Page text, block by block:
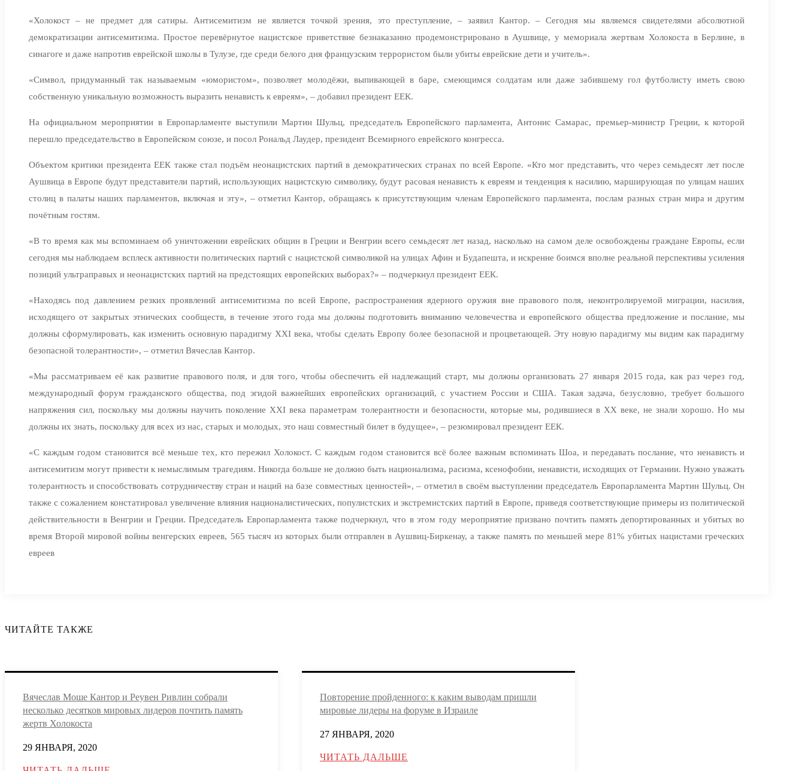
«Холокост – не предмет для сатиры. Антисемитизм не является точкой зрения, это преступление, – заявил Кантор. – Сегодня мы являемся свидетелями абсолютной
демократизации антисемитизма. Простое перевёрнутое нацистское приветствие безнаказанно продемонстрировано в Аушвице, у мемориала жертвам Холокоста в Берлине, в
синагоге и даже напротив еврейской школы в Тулузе, где среди белого дня французским террористом были убиты еврейские дети и учитель».
«Символ, придуманный так называемым «юмористом», позволяет молодёжи, выпивающей в баре, смеющимся солдатам или даже забившему гол футболисту иметь свою
собственную уникальную возможность выразить ненависть к евреям», – добавил президент ЕЕК.
На официальном мероприятии в Европарламенте выступили Мартин Шульц, председатель Европейского парламента, Антонис Самарас, премьер-министр Греции, к которой
перешло председательство в Европейском союзе, и посол Рональд Лаудер, президент Всемирного еврейского конгресса.
Объектом критики президента ЕЕК также стал подъём неонацистских партий в демократических странах по всей Европе. «Кто мог представить, что через семьдесят лет после
Аушвица в Европе будут представители партий, использующих нацистскую символику, будут расовая ненависть к евреям и тенденция к насилию, марширующая по улицам наших
столиц в палаты наших парламентов, включая и эту», – отметил Кантор, обращаясь к присутствующим членам Европейского парламента, послам разных стран мира и другим
почётным гостям.
«В то время как мы вспоминаем об уничтожении еврейских общин в Греции и Венгрии всего семьдесят лет назад, насколько на самом деле освобождены граждане Европы, если
сегодня мы наблюдаем всплеск активности политических партий с нацистской символикой на улицах Афин и Будапешта, и искренне боимся вполне реальной перспективы усиления
позиций ультраправых и неонацистских партий на предстоящих европейских выборах?» – подчеркнул президент ЕЕК.
«Находясь под давлением резких проявлений антисемитизма по всей Европе, распространения ядерного оружия вне правового поля, неконтролируемой миграции, насилия,
исходящего от закрытых этнических сообществ, в течение этого года мы должны подготовить вниманию человечества и европейского общества предложение и послание, мы
должны сформулировать, как изменить основную парадигму XXI века, чтобы сделать Европу более безопасной и процветающей. Эту новую парадигму мы видим как парадигму
безопасной толерантности», – отметил Вячеслав Кантор.
«Мы рассматриваем её как развитие правового поля, и для того, чтобы обеспечить ей надлежащий старт, мы должны организовать 27 января 2015 года, как раз через год,
международный форум гражданского общества, под эгидой важнейших европейских организаций, с участием России и США. Такая задача, безусловно, требует большого
напряжения сил, поскольку мы должны научить поколение XXI века параметрам толерантности и безопасности, которые мы, родившиеся в XX веке, не знали хорошо. Но мы
должны их знать, поскольку для всех из нас, старых и молодых, это наш совместный билет в будущее», – резюмировал президент ЕЕК.
«С каждым годом становится всё меньше тех, кто пережил Холокост. С каждым годом становится всё более важным вспоминать Шоа, и передавать послание, что ненависть и
антисемитизм могут привести к немыслимым трагедиям. Никогда больше не должно быть национализма, расизма, ксенофобии, ненависти, исходящих от Германии. Нужно уважать
толерантность и способствовать сотрудничеству стран и наций на базе совместных ценностей», – отметил в своём выступлении председатель Европарламента Мартин Шульц. Он
также с сожалением констатировал увеличение влияния националистических, популистских и экстремистских партий в Европе, приведя соответствующие примеры из политической
действительности в Венгрии и Греции. Председатель Европарламента также подчеркнул, что в этом году мероприятие призвано почтить память депортированных и убитых во
время Второй мировой войны венгерских евреев, 565 тысяч из которых были отправлен в Аушвиц-Биркенау, а также память по меньшей мере 81% убитых нацистами греческих
евреев
ЧИТАЙТЕ ТАКЖЕ
Вячеслав Моше Кантор и Реувен Ривлин собрали
несколько десятков мировых лидеров почтить память
жертв Холокоста
29 ЯНВАРЯ, 2020
Повторение пройденного: к каким выводам пришли
мировые лидеры на форуме в Израиле
27 ЯНВАРЯ, 2020
ЧИТАТЬ ДАЛЬШЕ